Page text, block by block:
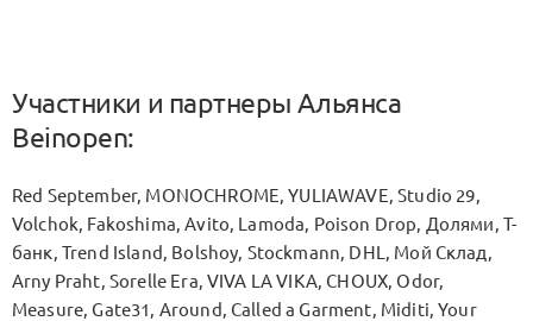
Участники и партнеры Альянса
Beinopen:
Red September, MONOCHROME, YULIAWAVE, Studio 29,
Volchok, Fakoshima, Avito, Lamoda, Poison Drop, Долями, Т-
банк, Trend Island, Bolshoy, Stockmann, DHL, Мой Склад,
Arny Praht, Sorelle Era, VIVA LA VIKA, CHOUX, Odor,
Measure, Gate31, Around, Called a Garment, Miditi, Your